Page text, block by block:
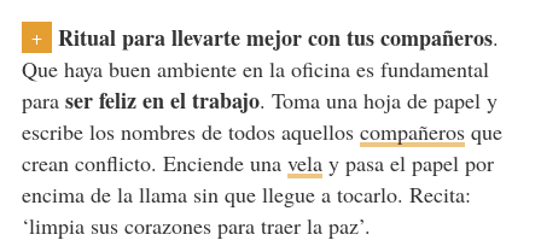
+ Ritual para llevarte mejor con tus compañeros.
Que haya buen ambiente en la oficina es fundamental
para ser feliz en el trabajo. Toma una hoja de papel y
escribe los nombres de todos aquellos compañerosque
crean conflicto. Enciende una velay pasa el papel por
encima de la llama sin que llegue a tocarlo. Recita:
‘limpia sus corazones para traer la paz’.